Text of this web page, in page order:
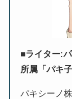
■ライター:
所属「パキ子
パキシーノ